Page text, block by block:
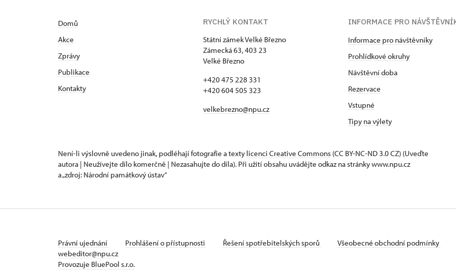
Domů
Akce
Zprávy
Publikace
Kontakty
RYCHLÝ KONTAKT
Státní zámek Velké Březno
Zámecká 63, 403 23
Velké Březno
+420 475 228 331
+420 604 505 323
velkebrezno@npu.cz
INFORMACE PRO
Informace pro návštěvníky
Prohlídkové okruhy
Návštěvní doba
Rezervace
Vstupné
Tipy na výlety
Není-li výslovně uvedeno jinak, podléhají fotografie a texty licenci Creative Commons (CC BY-NC-ND 3.0 CZ) (Uveďte
autora | Neužívejte dílo komerčně | Nezasahujte do díla). Při užití obsahu uvádějte odkaz na stránky www.npu.cz
a „zdroj: Národní památkový ústav“
Právní ujednání Prohlášení o přístupnosti Řešení spotřebitelských sporů Všeobecné obchodní podmínky
webeditor@npu.cz
Provozuje BluePool s.r.o.